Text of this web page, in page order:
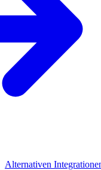
Alternativen